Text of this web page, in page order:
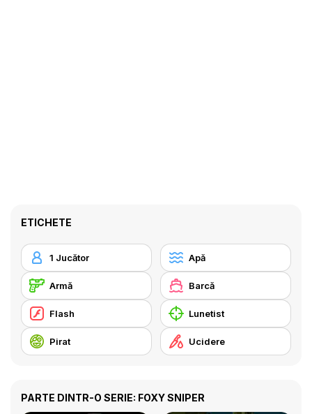
ETICHETE
1 Jucător Apă
Armă Barcă
Flash Lunetist
Pirat Ucidere
PARTE DINTR-O SERIE: FOXY SNIPER